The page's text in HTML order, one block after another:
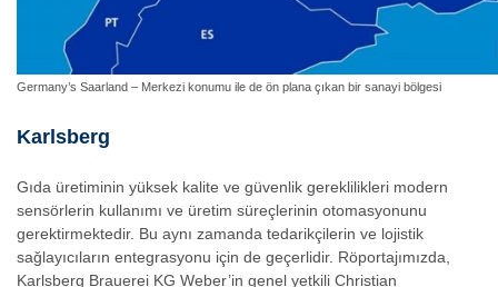
Germany’s Saarland – Merkezi konumu ile de ön plana çıkan bir sanayi bölgesi
Karlsberg
Gıda üretiminin yüksek kalite ve güvenlik gereklilikleri modern
sensörlerin kullanımı ve üretim süreçlerinin otomasyonunu
gerektirmektedir. Bu aynı zamanda tedarikçilerin ve lojistik
sağlayıcıların entegrasyonu için de geçerlidir. Röportajımızda,
Karlsberg Brauerei KG Weber’in genel yetkili Christian